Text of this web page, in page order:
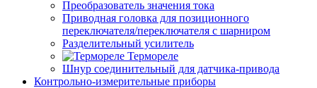
Преобразователь значения тока
Приводная головка для позиционного
переключателя/переключателя с шарниром
Разделительный усилитель
Термореле
Шнур соединительный для датчика-привода
Контрольно-измерительные приборы